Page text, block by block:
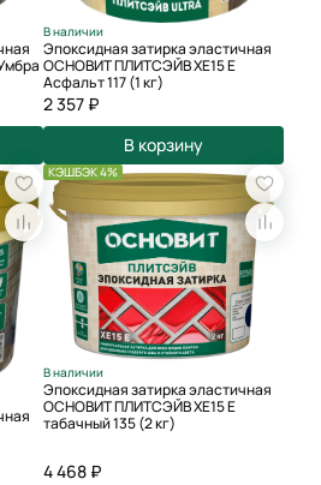
В наличии
Эпоксидная затирка эластичная
ОСНОВИТ ПЛИТСЭЙВ XE15 Е
Асфальт 117 (1 кг)
2 357 ₽
В корзину
КЭШБЭК 4%
В наличии
Эпоксидная затирка эластичная
ОСНОВИТ ПЛИТСЭЙВ XE15 Е
табачный 135 (2 кг)
4 468 ₽